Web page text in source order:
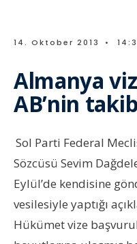
14. Oktober 2013 •
Almanya
AB’nin
Sol Parti Federal
Sözcüsü Sevim
Eylül’de kendisine
vesilesiyle yaptığı
Hükümet vize